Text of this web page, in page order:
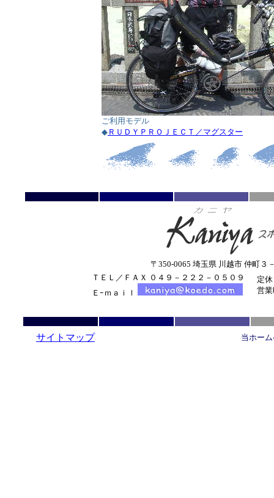
ご利用モデル
◆ ＲＵＤＹＰＲＯＪＥＣＴ／マグスター
〒350-0065 埼玉県 川越市 仲町３
ＴＥＬ／ＦＡＸ ０４９－２２２－０５０９
Ｅｰｍａｉｌ
定
営
サイトマップ 当ホー